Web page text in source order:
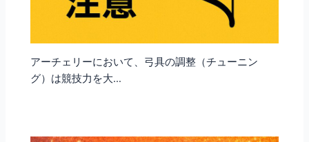
アーチェリーにおいて、弓具の調整（チューニン
グ）は競技力を大…